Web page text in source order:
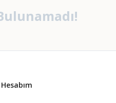
Hesabım